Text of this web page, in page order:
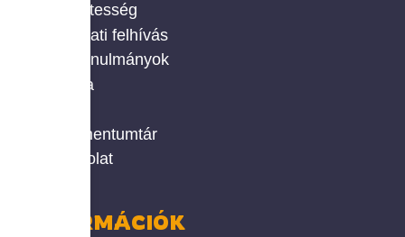
Önkéntesség
Pályázati felhívás
Civil tanulmányok
Galéria
Dokumentumtár
Kapcsolat
INFORMÁCIÓK